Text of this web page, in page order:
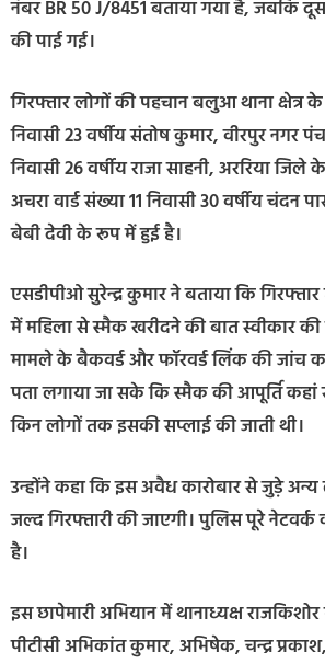
नंबर BR 50 J/8451 बताया गया है, जबकि
की पाई गई।
गिरफ्तार लोगों की पहचान बलुआ थाना क्षेत्र के
निवासी 23 वर्षीय संतोष कुमार, वीरपुर नगर
निवासी 26 वर्षीय राजा साहनी, अररिया जिले
अचरा वार्ड संख्या 11 निवासी 30 वर्षीय चंदन
बेबी देवी के रूप में हुई है।
एसडीपीओ सुरेन्द्र कुमार ने बताया कि
में महिला से स्मैक खरीदने की बात स्वीकार
मामले के बैकवर्ड और फॉरवर्ड लिंक की जांच
पता लगाया जा सके कि स्मैक की आपूर्ति कहां
किन लोगों तक इसकी सप्लाई की जाती थी।
उन्होंने कहा कि इस अवैध कारोबार से जुड़े
जल्द गिरफ्तारी की जाएगी। पुलिस पूरे
है।
इस छापेमारी अभियान में थानाध्यक्ष
पीटीसी अभिकांत कुमार, अभिषेक, चन्द्र